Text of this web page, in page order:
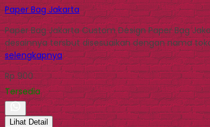
Paper Bag Jakarta
Paper Bag Jakarta Custom Design Paper Bag
desainnya tersbut disesuaikan dengan nama
selengkapnya
Rp 900
Tersedia
Lihat Detail